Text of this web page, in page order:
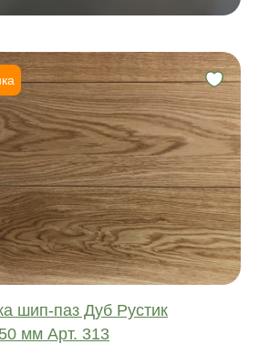
шип-паз Дуб Рустик
мм Арт. 313